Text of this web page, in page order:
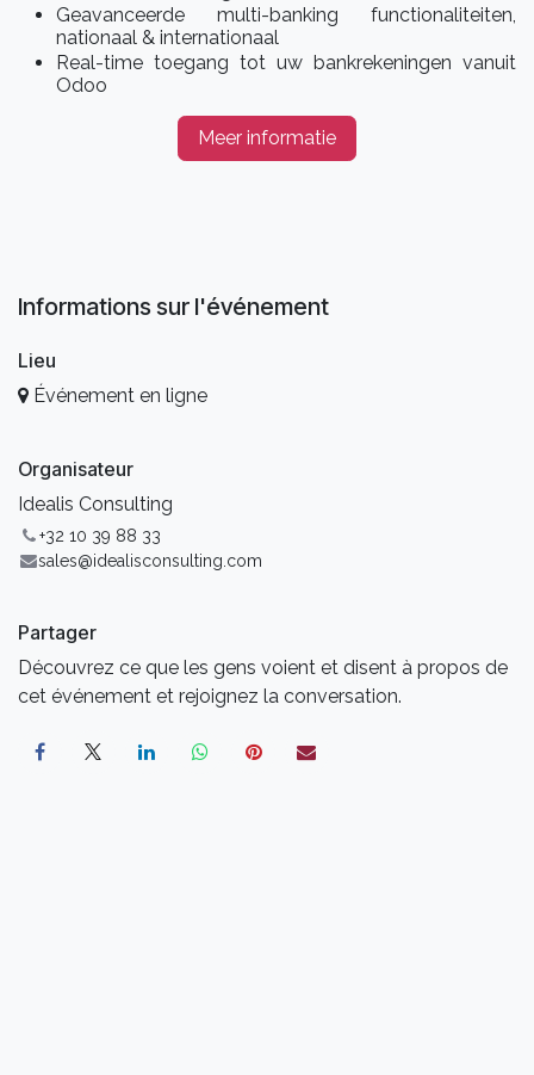
Geavanceerde multi-banking functionaliteiten,
nationaal & internationaal
Real-time toegang tot uw bankrekeningen vanuit
Odoo
Meer informatie
Informations sur l'événement
Lieu
Événement en ligne
Organisateur
Idealis Consulting
+32 10 39 88 33
sales@idealisconsulting.com
Partager
Découvrez ce que les gens voient et disent à propos de
cet événement et rejoignez la conversation.